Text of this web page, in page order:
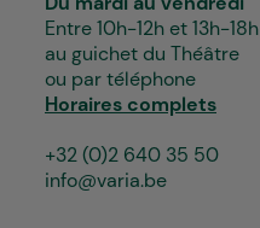
Entre 10h-12h et 13h-18h
au guichet du Théâtre
ou par téléphone
Horaires complets
+32 (0)2 640 35 50
info@varia.be